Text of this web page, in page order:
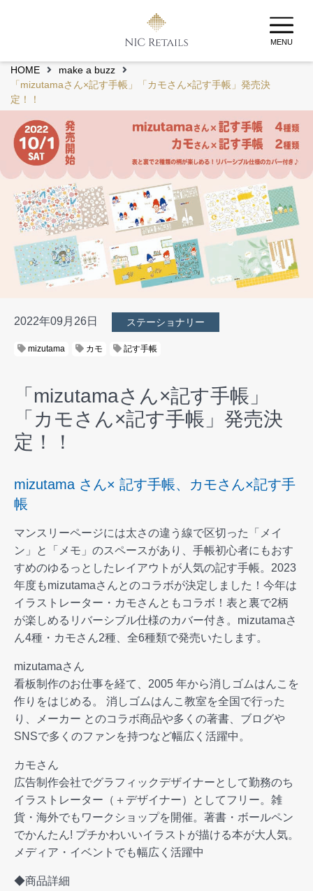
MENU
HOME
make a buzz
「mizutamaさん×記す手帳」「カモさん×記す手帳」発売決
定！！
2022年09月26日 ステーショナリー
mizutama カモ 記す手帳
「mizutamaさん×記す手帳」
「カモさん×記す手帳」発売決
定！！
mizutama さん× 記す手帳、カモさん×記す手
帳
マンスリーページには太さの違う線で区切った「メイ
ン」と「メモ」のスペースがあり、手帳初心者にもおす
すめのゆるっとしたレイアウトが人気の記す手帳。2023
年度もmizutamaさんとのコラボが決定しました！今年は
イラストレーター・カモさんともコラボ！表と裏で2柄
が楽しめるリバーシブル仕様のカバー付き。mizutamaさ
ん4種・カモさん2種、全6種類で発売いたします。
mizutamaさん
看板制作のお仕事を経て、2005 年から消しゴムはんこを
作りをはじめる。 消しゴムはんこ教室を全国で行った
り、メーカー とのコラボ商品や多くの著書、ブログや
SNSで多くのファンを持つなど幅広く活躍中。
カモさん
広告制作会社でグラフィックデザイナーとして勤務のち
イラストレーター（＋デザイナー）としてフリー。雑
貨・海外でもワークショップを開催。著書・ボールペン
でかんたん! プチかわいいイラストが描ける本が大人気。
メディア・イベントでも幅広く活躍中
◆商品詳細